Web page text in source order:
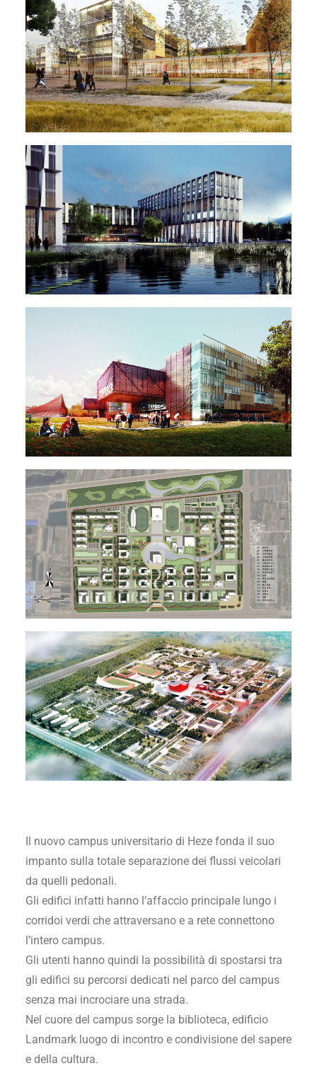
Il nuovo campus universitario di Heze fonda il suo
impanto sulla totale separazione dei flussi veicolari
da quelli pedonali.
Gli edifici infatti hanno l’affaccio principale lungo i
corridoi verdi che attraversano e a rete connettono
l’intero campus.
Gli utenti hanno quindi la possibilità di spostarsi tra
gli edifici su percorsi dedicati nel parco del campus
senza mai incrociare una strada.
Nel cuore del campus sorge la biblioteca, edificio
Landmark luogo di incontro e condivisione del sapere
e della cultura.